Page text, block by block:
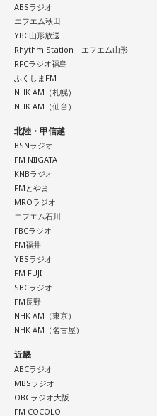
ABSラジオ
エフエム秋田
YBC山形放送
Rhythm Station エフエム山形
RFCラジオ福島
ふくしまFM
NHK AM（札幌）
NHK AM（仙台）
北陸・甲信越
BSNラジオ
FM NIIGATA
KNBラジオ
FMとやま
MROラジオ
エフエム石川
FBCラジオ
FM福井
YBSラジオ
FM FUJI
SBCラジオ
FM長野
NHK AM（東京）
NHK AM（名古屋）
近畿
ABCラジオ
MBSラジオ
OBCラジオ大阪
FM COCOLO